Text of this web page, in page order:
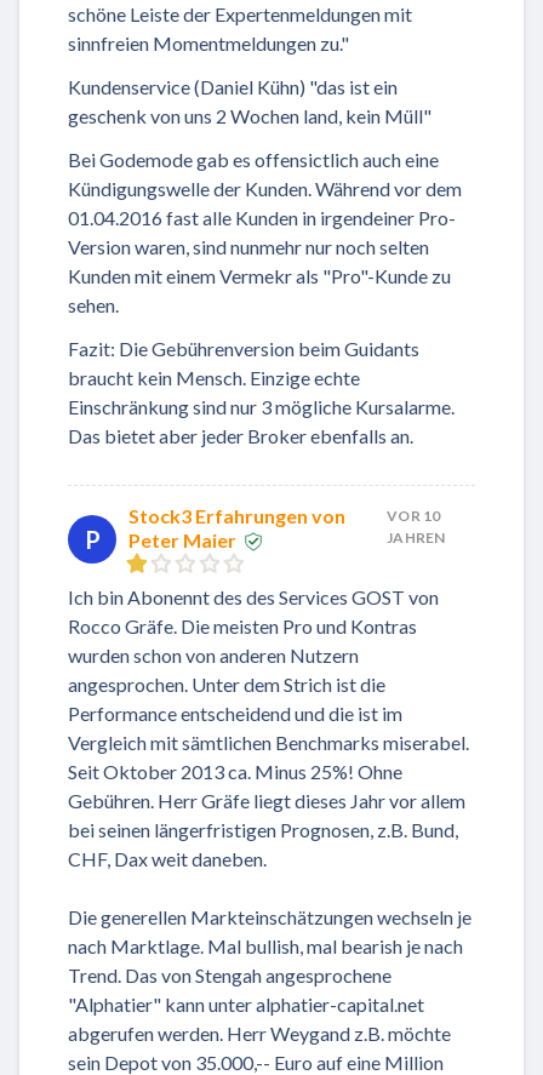
schöne Leiste der Expertenmeldungen mit
sinnfreien Momentmeldungen zu."
Kundenservice (Daniel Kühn) "das ist ein
geschenk von uns 2 Wochen land, kein Müll"
Bei Godemode gab es offensictlich auch eine
Kündigungswelle der Kunden. Während vor dem
01.04.2016 fast alle Kunden in irgendeiner Pro-
Version waren, sind nunmehr nur noch selten
Kunden mit einem Vermekr als "Pro"-Kunde zu
sehen.
Fazit: Die Gebührenversion beim Guidants
braucht kein Mensch. Einzige echte
Einschränkung sind nur 3 mögliche Kursalarme.
Das bietet aber jeder Broker ebenfalls an.
P
Stock3 Erfahrungen von
Peter Maier
VOR 10
JAHREN
Ich bin Abonennt des des Services GOST von
Rocco Gräfe. Die meisten Pro und Kontras
wurden schon von anderen Nutzern
angesprochen. Unter dem Strich ist die
Performance entscheidend und die ist im
Vergleich mit sämtlichen Benchmarks miserabel.
Seit Oktober 2013 ca. Minus 25%! Ohne
Gebühren. Herr Gräfe liegt dieses Jahr vor allem
bei seinen längerfristigen Prognosen, z.B. Bund,
CHF, Dax weit daneben.
Die generellen Markteinschätzungen wechseln je
nach Marktlage. Mal bullish, mal bearish je nach
Trend. Das von Stengah angesprochene
"Alphatier" kann unter alphatier-capital.net
abgerufen werden. Herr Weygand z.B. möchte
sein Depot von 35.000,-- Euro auf eine Million